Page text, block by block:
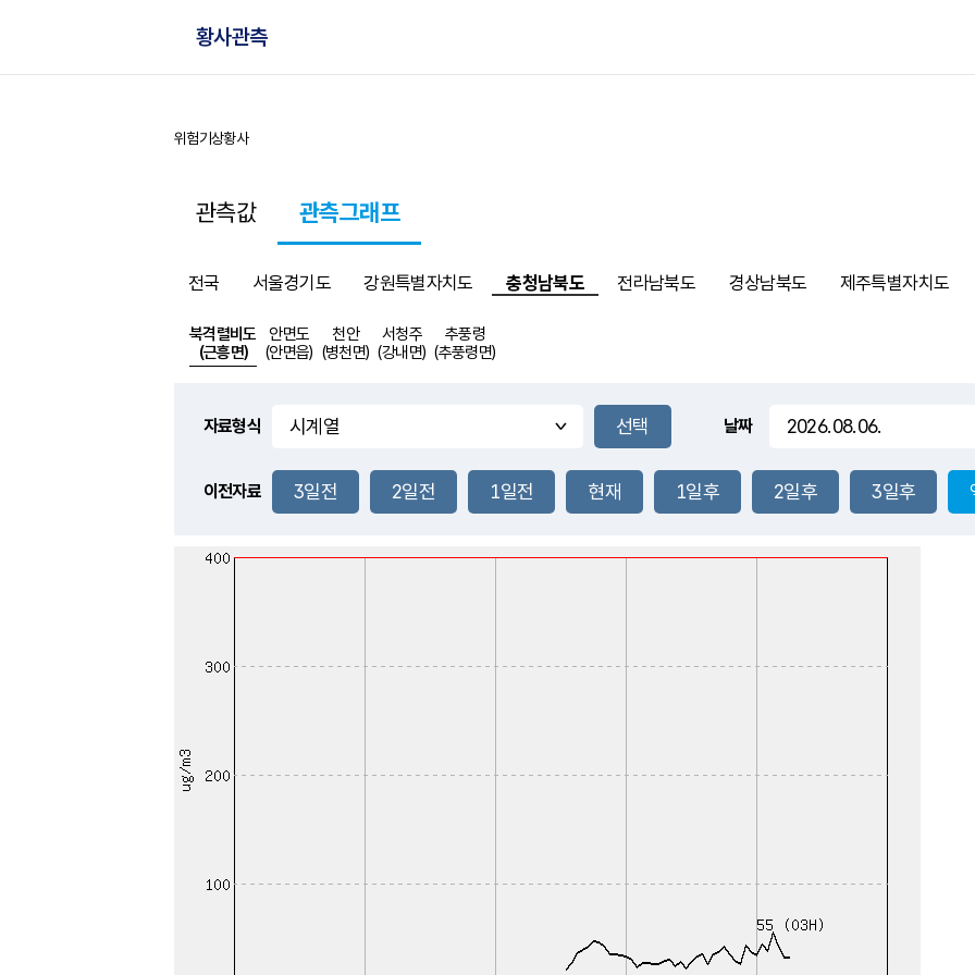
황사관측
홈
위험기상황사
관측값 관측그래프
전국 서울경기도 강원특별자치도 충청남북도 전라남북도 경상남북도 제주특별자치도
북격렬비도
(근흥면)
안면도
(안면읍)
천안
(병천면)
서청주
(강내면)
추풍령
(추풍령면)
자료형식 날짜
이전자료 3일전 2일전 1일전 현재 1일후 2일후 3일후